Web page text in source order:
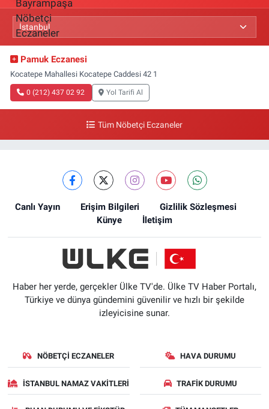
Pamuk Eczanesi
Kocatepe Mahallesi Kocatepe Caddesi 42 1
0 (212) 437 02 92 Yol Tarifi Al
Tüm Nöbetçi Eczaneler
Canlı Yayın Erişim Bilgileri
Gizlilik Sözleşmesi
Künye
İletişim
Haber her yerde, gerçekler Ülke TV'de. Ülke TV Haber Portalı,
Türkiye ve dünya gündemini güvenilir ve hızlı bir şekilde
izleyicisine sunar.
NÖBETÇI ECZANELER HAVA DURUMU
İSTANBUL NAMAZ VAKITLERI TRAFIK DURUMU